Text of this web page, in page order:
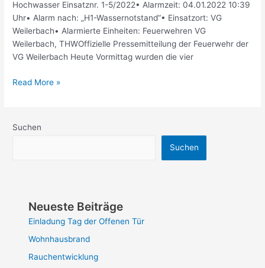
Hochwasser Einsatznr. 1-5/2022• Alarmzeit: 04.01.2022 10:39
Uhr• Alarm nach: „H1-Wassernotstand“• Einsatzort: VG
Weilerbach• Alarmierte Einheiten: Feuerwehren VG
Weilerbach, THWOffizielle Pressemitteilung der Feuerwehr der
VG Weilerbach Heute Vormittag wurden die vier
Read More »
Suchen
Suchen
Neueste Beiträge
Einladung Tag der Offenen Tür
Wohnhausbrand
Rauchentwicklung